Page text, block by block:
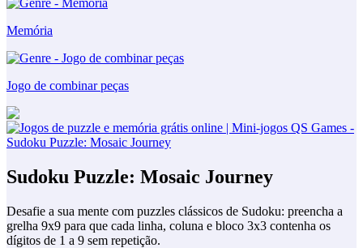
Memória
Jogo de combinar peças
Sudoku Puzzle: Mosaic Journey
Desafie a sua mente com puzzles clássicos de Sudoku: preencha a
grelha 9x9 para que cada linha, coluna e bloco 3x3 contenha os
dígitos de 1 a 9 sem repetição.